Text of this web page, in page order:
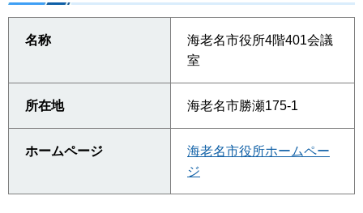
名称
海老名市役所4階401会議
室
所在地 海老名市勝瀬175-1
ホームページ
海老名市役所ホームペー
ジ